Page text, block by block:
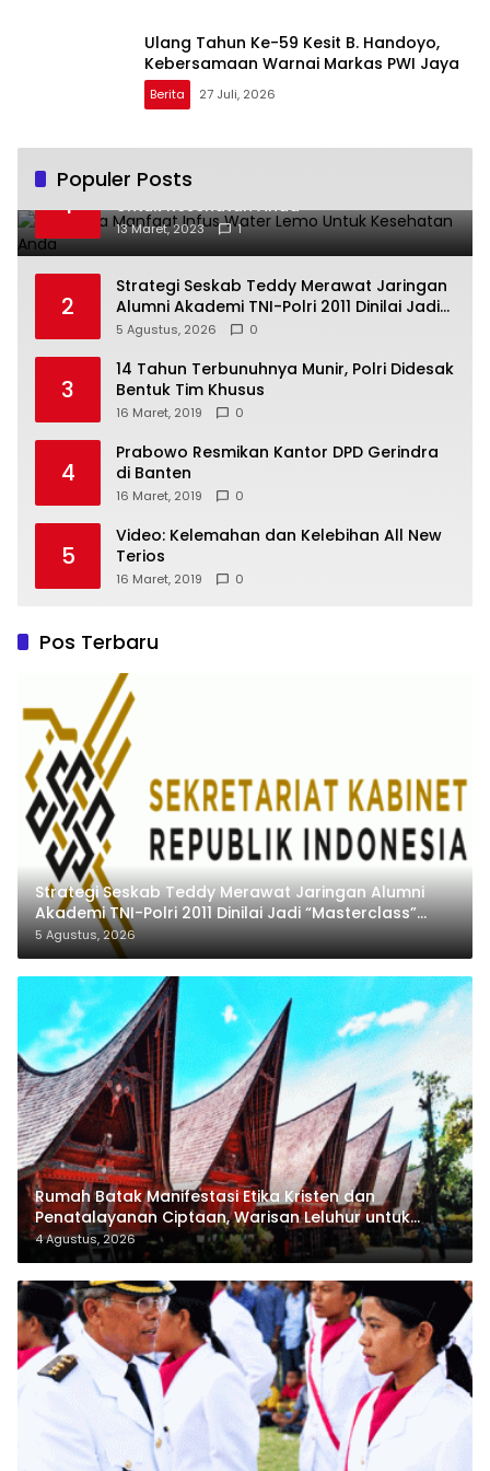
Ulang Tahun Ke-59 Kesit B. Handoyo,
Kebersamaan Warnai Markas PWI Jaya
Berita 27 Juli, 2026
Populer Posts
1
Beberapa Manfaat Infus Water Lemo
Untuk Kesehatan Anda
13 Maret, 2023 1
2
Strategi Seskab Teddy Merawat Jaringan
Alumni Akademi TNI-Polri 2011 Dinilai Jadi
“Masterclass” Membangun Loyalitas
5 Agustus, 2026 0
3
14 Tahun Terbunuhnya Munir, Polri Didesak
Bentuk Tim Khusus
16 Maret, 2019 0
4
Prabowo Resmikan Kantor DPD Gerindra
di Banten
16 Maret, 2019 0
5
Video: Kelemahan dan Kelebihan All New
Terios
16 Maret, 2019 0
Pos Terbaru
Strategi Seskab Teddy Merawat Jaringan Alumni
Akademi TNI-Polri 2011 Dinilai Jadi “Masterclass”
Membangun Loyalitas
5 Agustus, 2026
Rumah Batak Manifestasi Etika Kristen dan
Penatalayanan Ciptaan, Warisan Leluhur untuk
Memuliakan Tuhan
4 Agustus, 2026